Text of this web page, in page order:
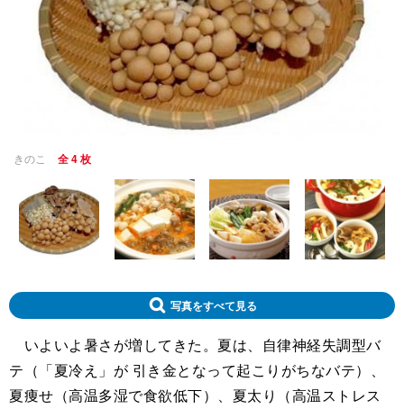
きのこ 全 4 枚
写真をすべて見る
いよいよ暑さが増してきた。夏は、自律神経失調型バ
テ（「夏冷え」が 引き金となって起こりがちなバテ）、
夏痩せ（高温多湿で食欲低下）、夏太り（高温ストレス